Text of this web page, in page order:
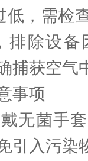
低，需检
排除设
捕获空气
事项
菌手套
引入污染